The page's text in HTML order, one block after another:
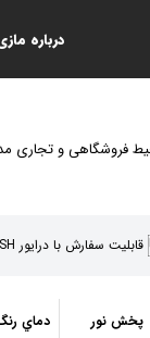
درباره
محیط فروشگاهی و
قابلیت سفارش با درایور DALI PUSH را دارد. جهت كسب اطلاعات بيشتر به ليست‌هاي قيمت مراجعه و يا از طريق مجموعه فروش استعلام بفرماييد.
پخش نور